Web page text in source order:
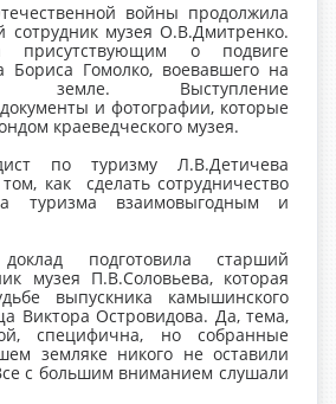
войны продолжила
музея О.В.Дмитренко.
присутствующим о подвиге
Бориса Гомолко, воевавшего на
земле. Выступление
и фотографии, которые
краеведческого музея.
по туризму Л.В.Детичева
как сделать сотрудничество
туризма взаимовыгодным и
подготовила старший
музея П.В.Соловьева, которая
выпускника камышинского
Виктора Островидова. Да, тема,
специфична, но собранные
земляке никого не оставили
с большим вниманием слушали